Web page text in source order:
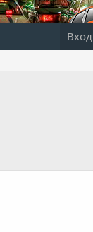
Вход